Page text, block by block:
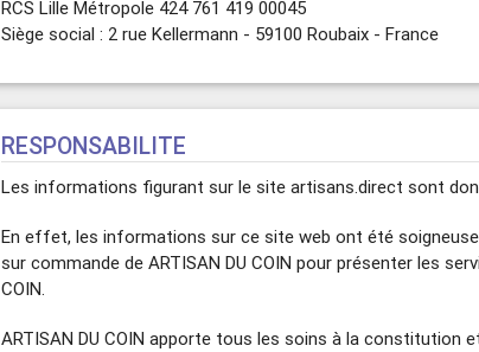
RCS Lille Métropole 424 761 419 00045
Siège social : 2 rue Kellermann - 59100 Roubaix - France
RESPONSABILITE
Les informations figurant sur le site artisans.direct sont
En effet, les informations sur ce site web ont été
sur commande de ARTISAN DU COIN pour présenter les
COIN.
ARTISAN DU COIN apporte tous les soins à la constitution